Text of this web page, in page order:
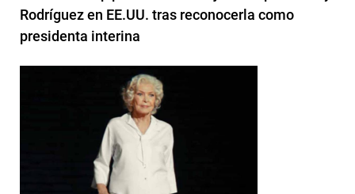
Rodríguez en EE.UU. tras reconocerla como
presidenta interina